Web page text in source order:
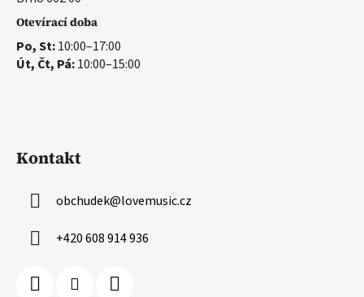
Otevírací doba
Po, St:10:00–17:00
Út, Čt, Pá:10:00–15:00
Kontakt
obchudek@lovemusic.cz
+420 608 914 936